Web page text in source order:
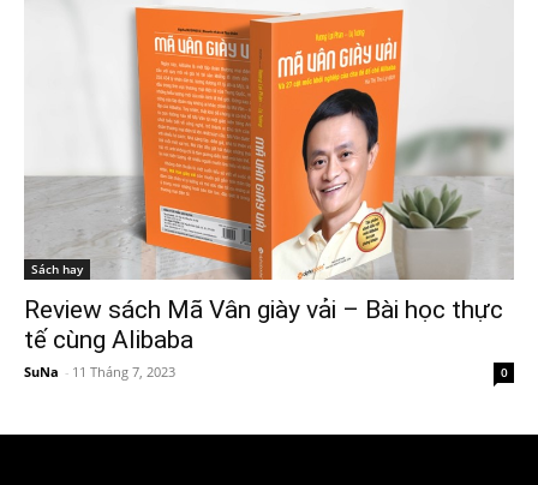
Sách hay
Review sách Mã Vân giày vải – Bài học thực
tế cùng Alibaba
SuNa - 11 Tháng 7, 2023 0